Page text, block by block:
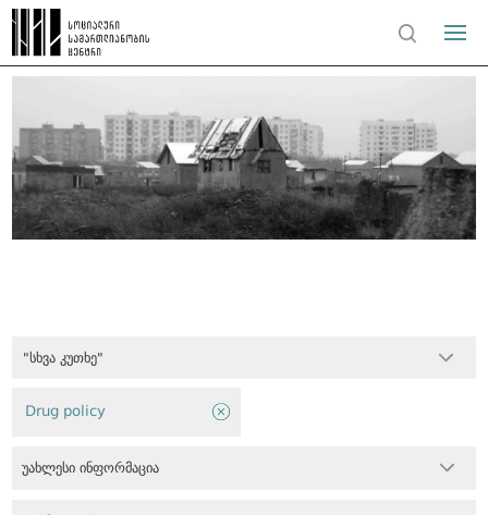
"სხვა კუთხე"
Drug policy
უახლესი ინფორმაცია